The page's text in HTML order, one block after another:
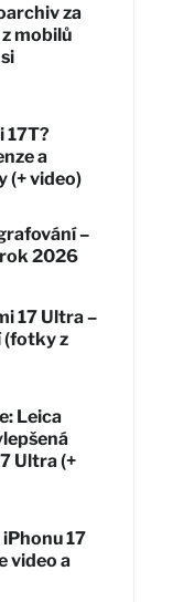
za
mobilů
17T?
a
(+ video)
–
2026
17 Ultra –
(fotky z
Leica
Ultra (+
17
video a